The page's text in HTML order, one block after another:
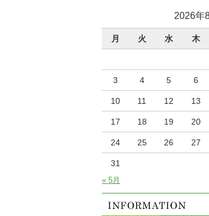
2026年
月 火 水 木
3 4 5 6
10 11 12 13
17 18 19 20
24 25 26 27
31
« 5月